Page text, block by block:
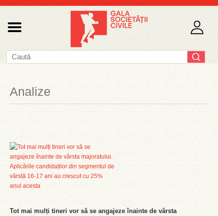
Analize
Tot mai mulți tineri vor să se angajeze înainte de vârsta